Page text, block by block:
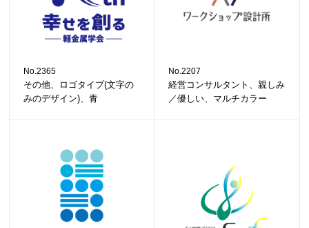
No.2365
その他、ロゴタイプ(文字の
みのデザイン)、青
No.2207
経営コンサルタント、親しみ
／優しい、マルチカラー